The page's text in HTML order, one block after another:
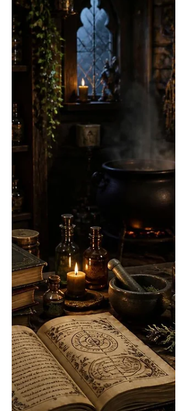
unbedingt etwas mit Geistern und
Dämonen zu tun hat, finde ich
trotzdem das es einen Eintrag ins
Geisterlexikon wert ist. Ich persönlich
hatte den Begriff zwar schon
tausendmal gehört, konnte aber nie so
wirklich etwas damit anfangen. Als sich
vor kurzen die Gelegenheit bot, kam
das Thema durch eine Freundin
zufällig auf und Tanja machte ein
Channeling mit Anubis klar, der auf das
Thema einmal im Detail eingegangen
ist. Das komplette Channeling